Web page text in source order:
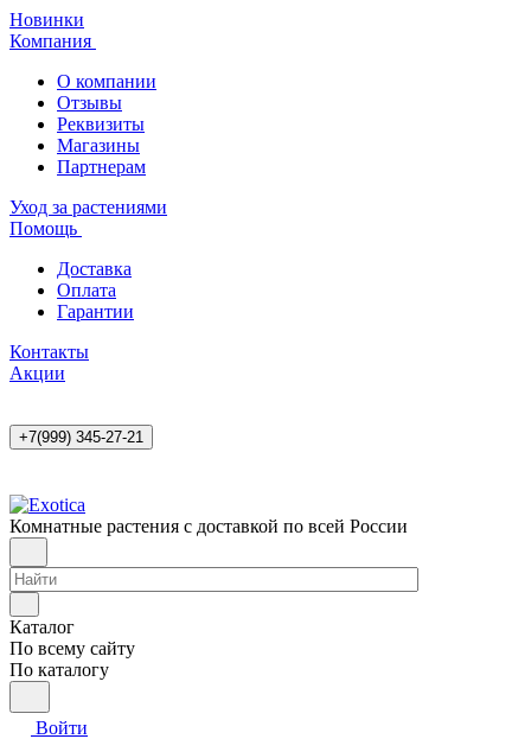
Новинки
Компания
О компании
Отзывы
Реквизиты
Магазины
Партнерам
Уход за растениями
Помощь
Доставка
Оплата
Гарантии
Контакты
Акции
+7(999) 345-27-21
Комнатные растения с доставкой по всей России
Каталог
По всему сайту
По каталогу
Войти